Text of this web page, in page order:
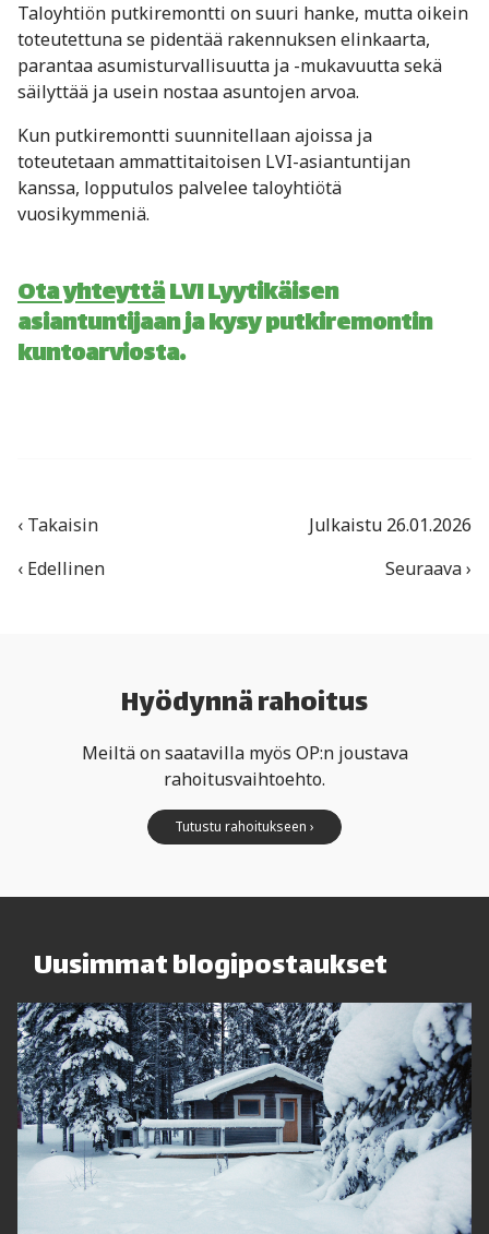
Taloyhtiön putkiremontti on suuri hanke, mutta oikein
toteutettuna se pidentää rakennuksen elinkaarta,
parantaa asumisturvallisuutta ja -mukavuutta sekä
säilyttää ja usein nostaa asuntojen arvoa.
Kun putkiremontti suunnitellaan ajoissa ja
toteutetaan ammattitaitoisen LVI-asiantuntijan
kanssa, lopputulos palvelee taloyhtiötä
vuosikymmeniä.
Ota yhteyttäLVI Lyytikäisen
asiantuntijaan ja kysy putkiremontin
kuntoarviosta.
‹ Takaisin
Julkaistu 26.01.2026
‹ Edellinen
Seuraava ›
Hyödynnä rahoitus
Meiltä on saatavilla myös OP:n joustava
rahoitusvaihtoehto.
Tutustu rahoitukseen ›
Uusimmat blogipostaukset